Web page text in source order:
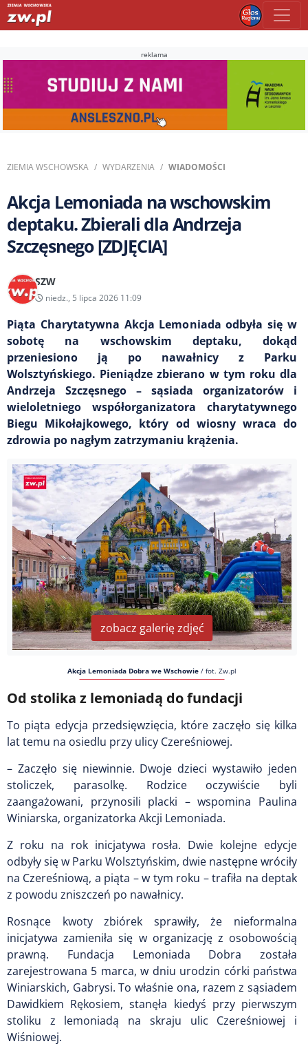
reklama
ZIEMIA WSCHOWSKA WYDARZENIA WIADOMOŚCI
Akcja Lemoniada na wschowskim
deptaku. Zbierali dla Andrzeja
Szczęsnego [ZDJĘCIA]
SZW
niedz., 5 lipca 2026 11:09
Piąta Charytatywna Akcja Lemoniada odbyła się w
sobotę na wschowskim deptaku, dokąd
przeniesiono ją po nawałnicy z Parku
Wolsztyńskiego. Pieniądze zbierano w tym roku dla
Andrzeja Szczęsnego – sąsiada organizatorów i
wieloletniego współorganizatora charytatywnego
Biegu Mikołajkowego, który od wiosny wraca do
zdrowia po nagłym zatrzymaniu krążenia.
zobacz galerię zdjęć
Akcja Lemoniada Dobra we Wschowie / fot. Zw.pl
Od stolika z lemoniadą do fundacji
To piąta edycja przedsięwzięcia, które zaczęło się kilka
lat temu na osiedlu przy ulicy Czereśniowej.
– Zaczęło się niewinnie. Dwoje dzieci wystawiło jeden
stoliczek, parasolkę. Rodzice oczywiście byli
zaangażowani, przynosili placki – wspomina Paulina
Winiarska, organizatorka Akcji Lemoniada.
Z roku na rok inicjatywa rosła. Dwie kolejne edycje
odbyły się w Parku Wolsztyńskim, dwie następne wróciły
na Czereśniową, a piąta – w tym roku – trafiła na deptak
z powodu zniszczeń po nawałnicy.
Rosnące kwoty zbiórek sprawiły, że nieformalna
inicjatywa zamieniła się w organizację z osobowością
prawną. Fundacja Lemoniada Dobra została
zarejestrowana 5 marca, w dniu urodzin córki państwa
Winiarskich, Gabrysi. To właśnie ona, razem z sąsiadem
Dawidkiem Rękosiem, stanęła kiedyś przy pierwszym
stoliku z lemoniadą na skraju ulic Czereśniowej i
Wiśniowej.